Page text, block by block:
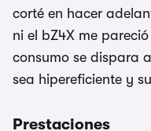
corté en hacer
ni el bZ4X me
consumo se dispara
sea hipereficiente y
Prestaciones